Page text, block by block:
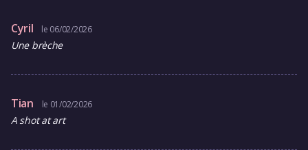
Cyril le 06/02/2026
Une brèche
Tian le 01/02/2026
A shot at art